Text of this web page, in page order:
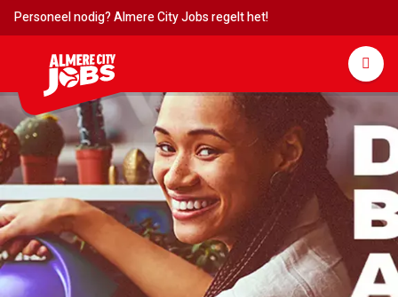
Personeel nodig? Almere City Jobs regelt het!